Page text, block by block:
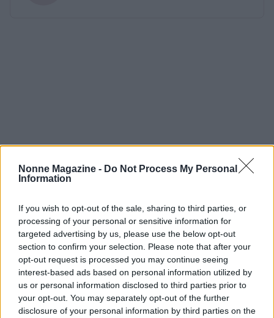
Nonne Magazine - Do Not Process My Personal
Information
If you wish to opt-out of the sale, sharing to third parties, or
processing of your personal or sensitive information for
targeted advertising by us, please use the below opt-out
section to confirm your selection. Please note that after your
opt-out request is processed you may continue seeing
interest-based ads based on personal information utilized by
us or personal information disclosed to third parties prior to
your opt-out. You may separately opt-out of the further
disclosure of your personal information by third parties on the
Continua a leggere